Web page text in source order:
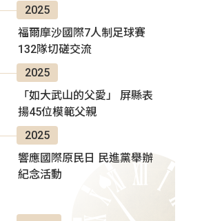
2025
福爾摩沙國際7人制足球賽
132隊切磋交流
2025
「如大武山的父愛」 屏縣表
揚45位模範父親
2025
響應國際原民日 民進黨舉辦
紀念活動